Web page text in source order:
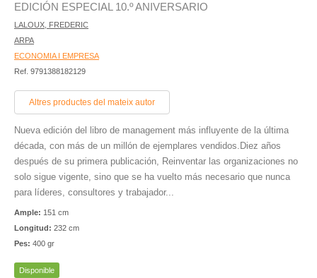
EDICIÓN ESPECIAL 10.º ANIVERSARIO
LALOUX, FREDERIC
ARPA
ECONOMIA I EMPRESA
Ref. 9791388182129
Altres productes del mateix autor
Nueva edición del libro de management más influyente de la última
década, con más de un millón de ejemplares vendidos.Diez años
después de su primera publicación, Reinventar las organizaciones no
solo sigue vigente, sino que se ha vuelto más necesario que nunca
para líderes, consultores y trabajador...
Ample: 151 cm
Longitud: 232 cm
Pes: 400 gr
Disponible